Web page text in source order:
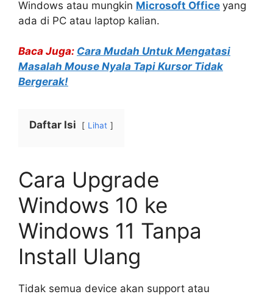
Windows atau mungkin Microsoft Office yang
ada di PC atau laptop kalian.
Baca Juga: Cara Mudah Untuk Mengatasi
Masalah Mouse Nyala Tapi Kursor Tidak
Bergerak!
Daftar Isi Lihat
Cara Upgrade
Windows 10 ke
Windows 11 Tanpa
Install Ulang
Tidak semua device akan support atau